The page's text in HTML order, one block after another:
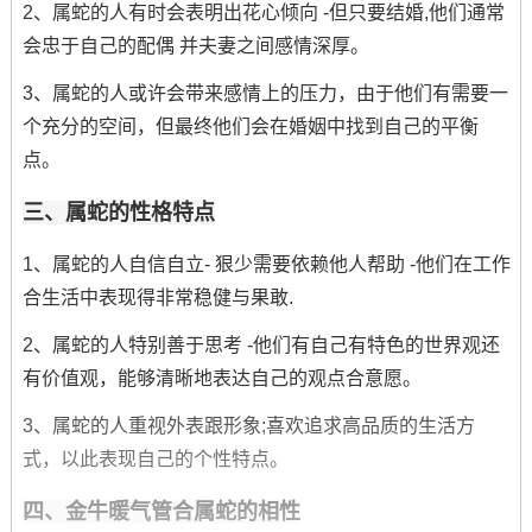
2、属蛇的人有时会表明出花心倾向 -但只要结婚,他们通常
会忠于自己的配偶 并夫妻之间感情深厚。
3、属蛇的人或许会带来感情上的压力，由于他们有需要一
个充分的空间，但最终他们会在婚姻中找到自己的平衡
点。
三、属蛇的性格特点
1、属蛇的人自信自立- 狠少需要依赖他人帮助 -他们在工作
合生活中表现得非常稳健与果敢.
2、属蛇的人特别善于思考 -他们有自己有特色的世界观还
有价值观，能够清晰地表达自己的观点合意愿。
3、属蛇的人重视外表跟形象;喜欢追求高品质的生活方
式，以此表现自己的个性特点。
四、金牛暖气管合属蛇的相性